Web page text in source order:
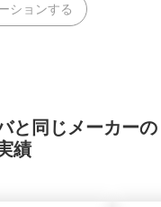
ションする
と同じメーカーの
績